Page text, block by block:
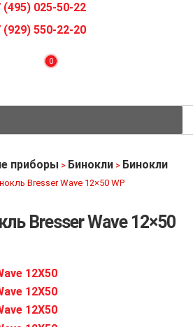
0
(495) 025-50-22
(929) 550-22-20
приборы > Бинокли > Бинокли
Bresser Wave 12×50 WP
Bresser Wave 12×50